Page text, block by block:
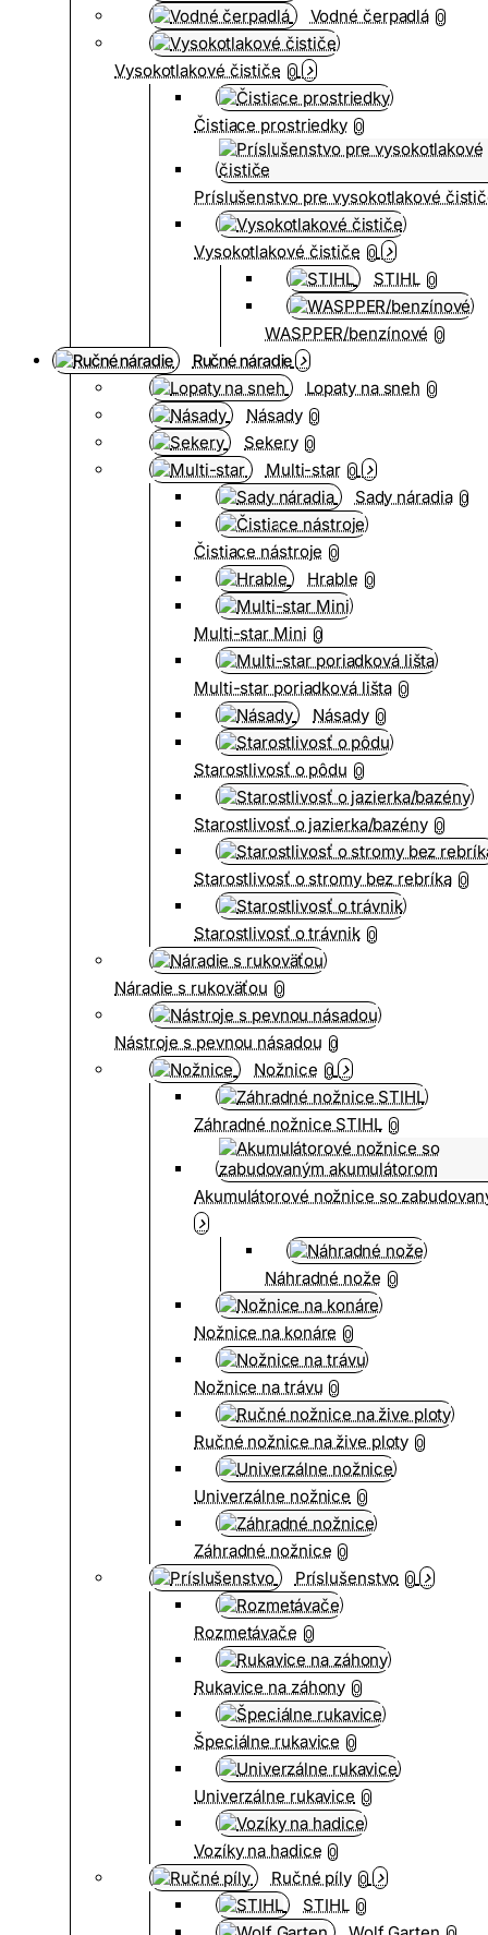
Vodné čerpadlá 0
Vysokotlakové čističe 0
Čistiace prostriedky 0
Príslušenstvo pre vysokotlakové
Vysokotlakové čističe 0
STIHL 0
WASPPER/benzínové 0
Ručné náradie
Lopaty na sneh 0
Násady 0
Sekery 0
Multi-star 0
Sady náradia 0
Čistiace nástroje 0
Hrable 0
Multi-star Mini 0
Multi-star poriadková lišta 0
Násady 0
Starostlivosť o pôdu 0
Starostlivosť o jazierka/bazény 0
Starostlivosť o stromy bez rebríka 0
Starostlivosť o trávnik 0
Náradie s rukoväťou 0
Nástroje s pevnou násadou 0
Nožnice 0
Záhradné nožnice STIHL 0
Akumulátorové nožnice so
Náhradné nože 0
Nožnice na konáre 0
Nožnice na trávu 0
Ručné nožnice na žive ploty 0
Univerzálne nožnice 0
Záhradné nožnice 0
Príslušenstvo 0
Rozmetávače 0
Rukavice na záhony 0
Špeciálne rukavice 0
Univerzálne rukavice 0
Vozíky na hadice 0
Ručné píly 0
STIHL 0